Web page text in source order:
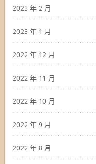
2023 年 2 月
2023 年 1 月
2022 年 12 月
2022 年 11 月
2022 年 10 月
2022 年 9 月
2022 年 8 月